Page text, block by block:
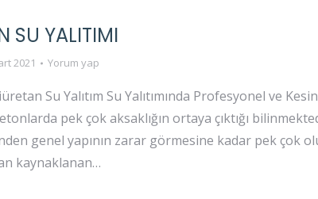
SU YALITIMI
2021 Yorum yap
Su Yalıtım Su Yalıtımında Profesyonel ve
pek çok aksaklığın ortaya çıktığı
genel yapının zarar görmesine kadar pek çok
kaynaklanan…